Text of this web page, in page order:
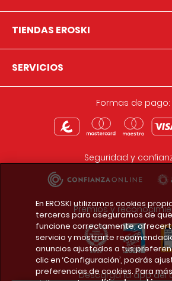
TIENDAS EROSKI
SERVICIOS
Formas de pago:
Seguridad y
Premios y
Descarga la app del
En EROSKI utilizamos cookies
terceros para asegurarnos de
funcione correctamente,
servicio y mostrarte
anuncios ajustados a tus
clic en ‘Configuración’, podrás
preferencias de cookies. Para